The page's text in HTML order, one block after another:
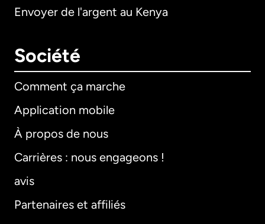
Envoyer de l'argent au Kenya
Société
Comment ça marche
Application mobile
À propos de nous
Carrières : nous engageons !
avis
Partenaires et affiliés